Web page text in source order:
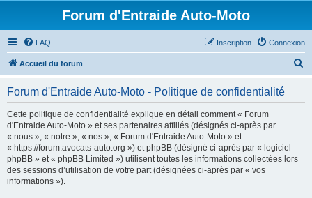
Forum d'Entraide Auto-Moto
FAQ Connexion
Inscription
Accueil du forum
Forum d'Entraide Auto-Moto - Politique de confidentialité
Cette politique de confidentialité explique en détail comment « Forum
d'Entraide Auto-Moto » et ses partenaires affiliés (désignés ci-après par
« nous », « notre », « nos », « Forum d'Entraide Auto-Moto » et
« https://forum.avocats-auto.org ») et phpBB (désigné ci-après par « logiciel
phpBB » et « phpBB Limited ») utilisent toutes les informations collectées lors
des sessions d’utilisation de votre part (désignées ci-après par « vos
informations »).